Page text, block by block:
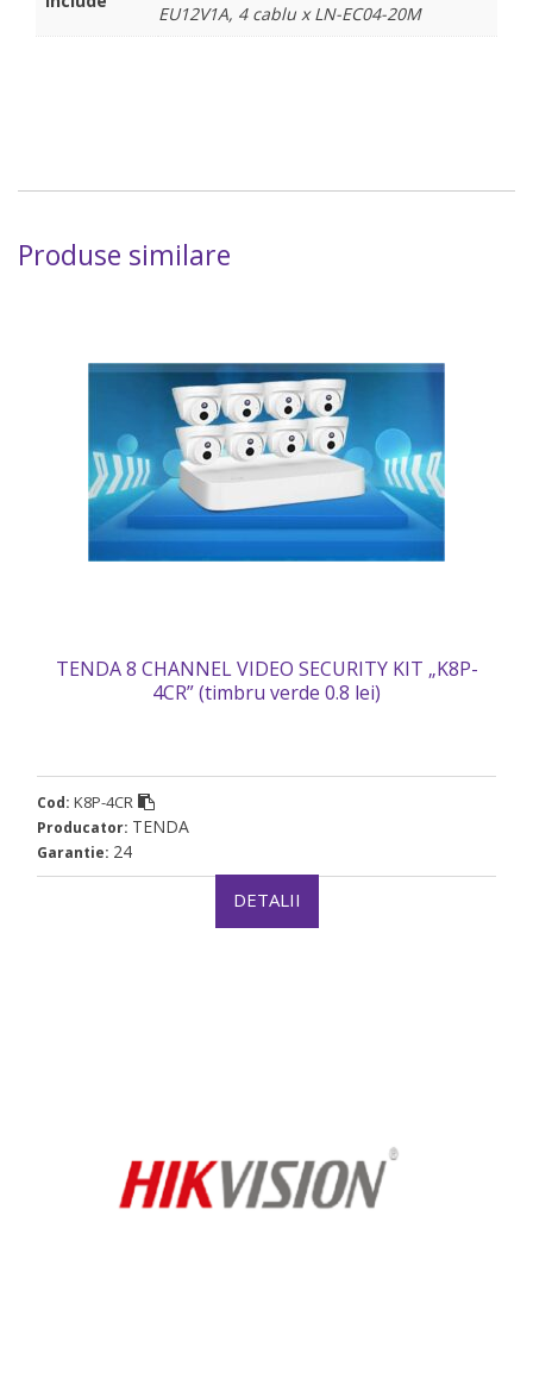
EU12V1A, 4 cablu x LN-EC04-20M
Produse similare
TENDA 8 CHANNEL VIDEO SECURITY KIT „K8P-
4CR” (timbru verde 0.8 lei)
Cod: K8P-4CR
Producator: TENDA
Garantie: 24
DETALII